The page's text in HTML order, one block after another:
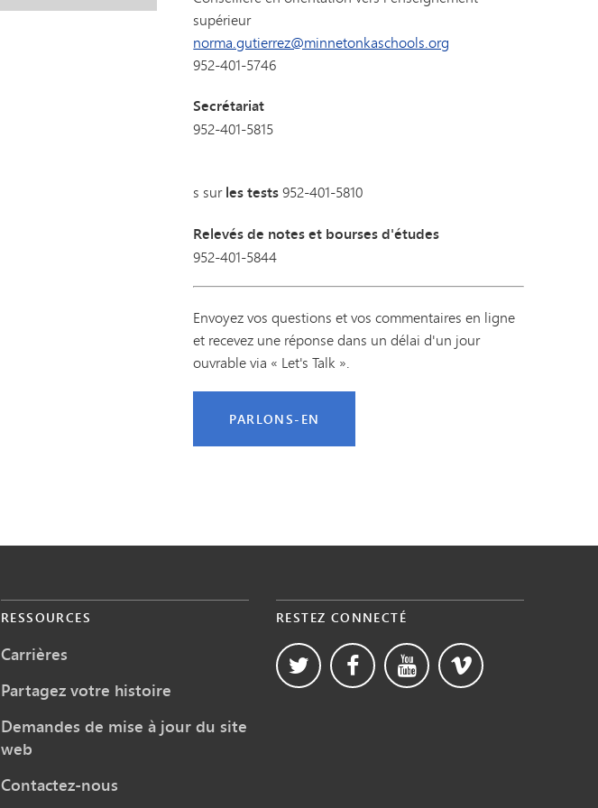
supérieur
norma.gutierrez@minnetonkaschools.org
952-401-5746
Secrétariat
952-401-5815
s surles tests952-401-5810
Relevés de notes et bourses d'études
952-401-5844
Envoyez vos questions et vos commentaires en ligne
et recevez une réponse dans un délai d'un jour
ouvrable via « Let's Talk ».
PARLONS-EN
RESSOURCES
Carrières
Partagez votre histoire
Demandes de mise à jour du site
web
Contactez-nous
RESTEZ CONNECTÉ